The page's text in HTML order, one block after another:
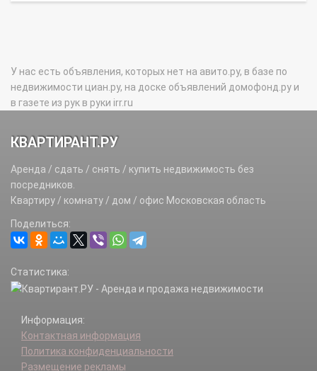
У нас есть объявления, которых нет на авито.ру, в базе по
недвижимости циан.ру, на доске объявлений домофонд.ру и
в газете из рук в руки irr.ru
КВАРТИРАНТ.РУ
Аренда / сдать / снять / купить недвижимость без
посредников.
Квартиру / комнату / дом / офис Московская область
Поделиться:
Статистика:
Информация:
Контактная информация
Политика конфиденциальности
Размещение рекламы